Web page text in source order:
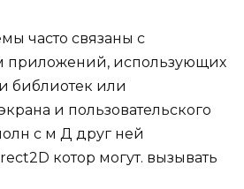
часто связаны с
приложений, использующих
библиотек или
и пользовательского
с м Д друг ней
котор могут. вызывать